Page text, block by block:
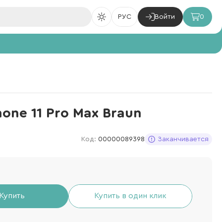
РУС Войти 0
11 Pro Max Braun
Код: 00000089398 Заканчивается
Купить в один клик